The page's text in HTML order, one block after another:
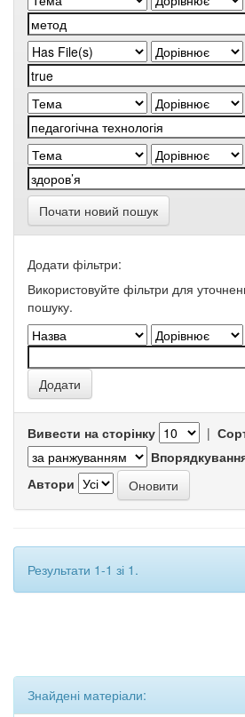
Почати новий пошук
Додати фільтри:
Використовуйте фільтри для
пошуку.
Вивести на сторінку |
Автори
Результати 1-1 зі 1.
Знайдені матеріали: